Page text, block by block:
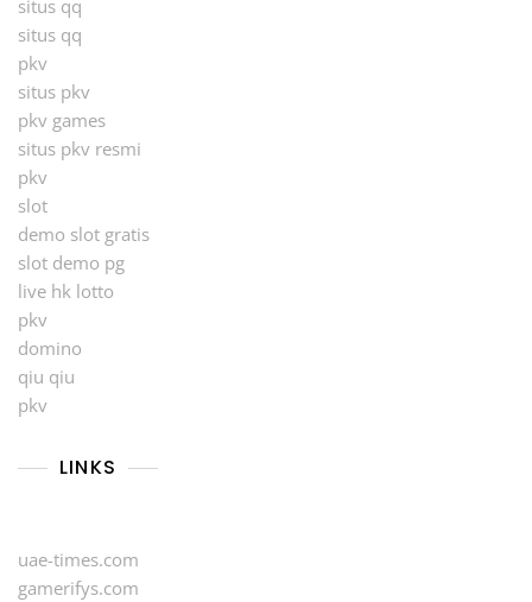
situs qq
situs qq
pkv
situs pkv
pkv games
situs pkv resmi
pkv
slot
demo slot gratis
slot demo pg
live hk lotto
pkv
domino
qiu qiu
pkv
LINKS
uae-times.com
gamerifys.com